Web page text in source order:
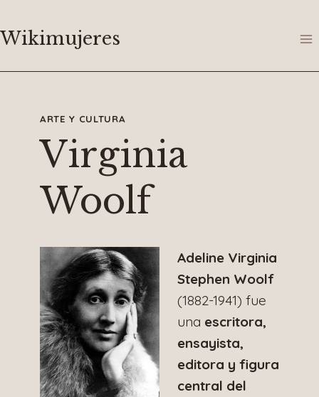
al
Wikimujeres
ARTE Y CULTURA
Virginia
Woolf
Adeline Virginia
Stephen Woolf
(1882-1941) fue
una escritora,
ensayista,
editora y figura
central del